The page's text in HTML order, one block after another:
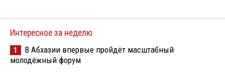
Интересное за неделю
1
В Абхазии впервые пройдёт масштабный
молодёжный форум